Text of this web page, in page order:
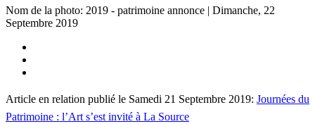
Nom de la photo: 2019 - patrimoine annonce | Dimanche, 22
Septembre 2019
Article en relation publié le Samedi 21 Septembre 2019: Journées du
Patrimoine : l’Art s’est invité à La Source